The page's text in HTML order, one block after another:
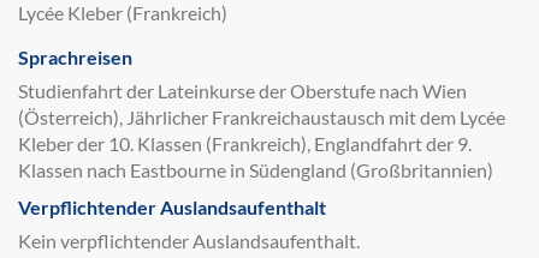
Lycée Kleber (Frankreich)
Sprachreisen
Studienfahrt der Lateinkurse der Oberstufe nach Wien
(Österreich), Jährlicher Frankreichaustausch mit dem Lycée
Kleber der 10. Klassen (Frankreich), Englandfahrt der 9.
Klassen nach Eastbourne in Südengland (Großbritannien)
Verpflichtender Auslandsaufenthalt
Kein verpflichtender Auslandsaufenthalt.